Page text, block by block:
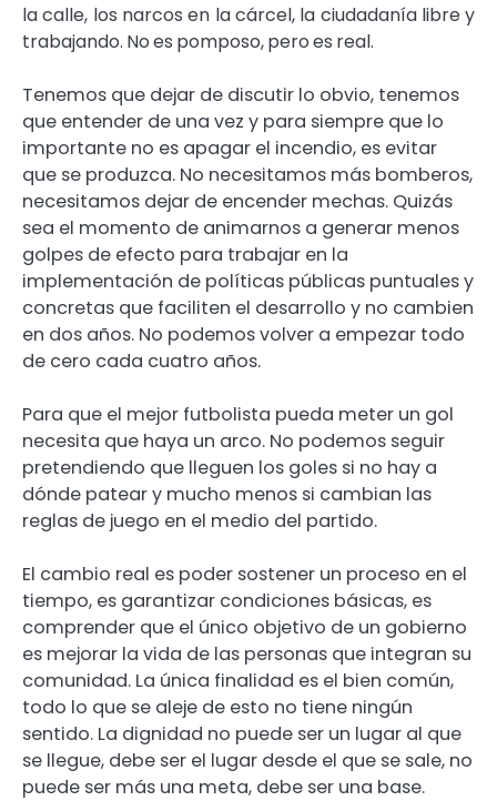
lacalle, los narcos en lacárcel, la ciudadanía librey
trabajando. Noes pomposo,peroes real.
Tenemos que dejar de discutir lo obvio, tenemos
que entender de una vez y para siempre que lo
importante no es apagar el incendio, es evitar
que se produzca. No necesitamos más bomberos,
necesitamos dejar de encender mechas. Quizás
sea el momento de animarnos a generar menos
golpes de efecto para trabajar en la
implementación de políticas públicas puntuales y
concretas que faciliten el desarrollo y no cambien
en dos años. No podemos volver a empezar todo
de cero cada cuatro años.
Para que el mejor futbolista pueda meter un gol
necesita que haya un arco. No podemos seguir
pretendiendo que lleguen los goles si no hay a
dónde patear y mucho menos si cambian las
reglas de juego en el medio del partido.
El cambio real es poder sostener un proceso en el
tiempo, es garantizar condiciones básicas, es
comprender que el único objetivo de un gobierno
es mejorar la vida de las personas que integran su
comunidad. La única finalidad es el bien común,
todo lo que se aleje de esto no tiene ningún
sentido. La dignidad no puede ser un lugar al que
se llegue, debe ser el lugar desde el que se sale, no
puede ser más una meta, debe ser una base.